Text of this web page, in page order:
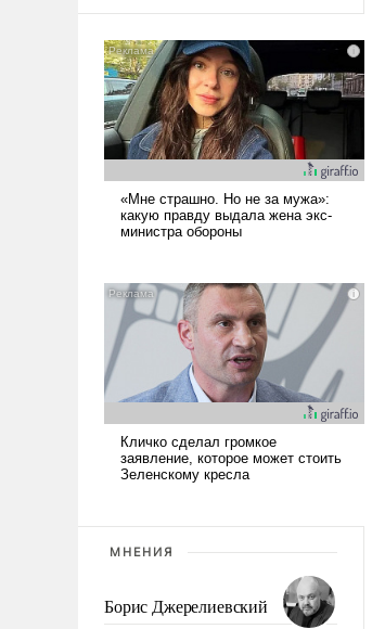
МНЕНИЯ
Борис Джерелиевский